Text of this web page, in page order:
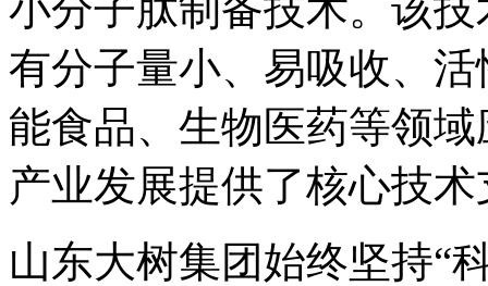
有分子量小、易吸收、
能食品、生物医药等领
产业发展提供了核心技
山东大树集团始终坚持“